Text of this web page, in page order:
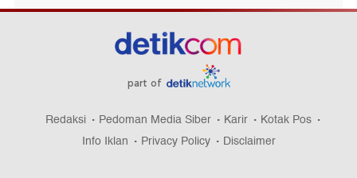
part of
Redaksi Pedoman Media Siber Karir
Kotak Pos
Info Iklan
Privacy Policy Disclaimer